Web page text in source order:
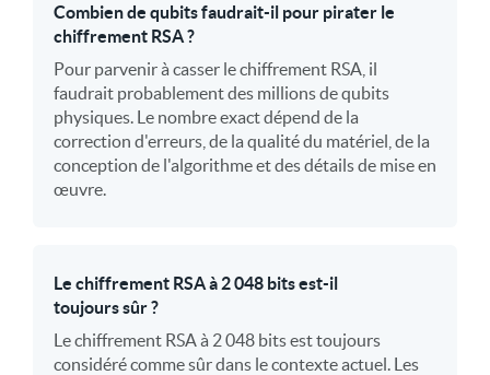
Combien de qubits faudrait-il pour pirater le
chiffrement RSA ?
Pour parvenir à casser le chiffrement RSA, il
faudrait probablement des millions de qubits
physiques. Le nombre exact dépend de la
correction d'erreurs, de la qualité du matériel, de la
conception de l'algorithme et des détails de mise en
œuvre.
Le chiffrement RSA à 2 048 bits est-il
toujours sûr ?
Le chiffrement RSA à 2 048 bits est toujours
considéré comme sûr dans le contexte actuel. Les